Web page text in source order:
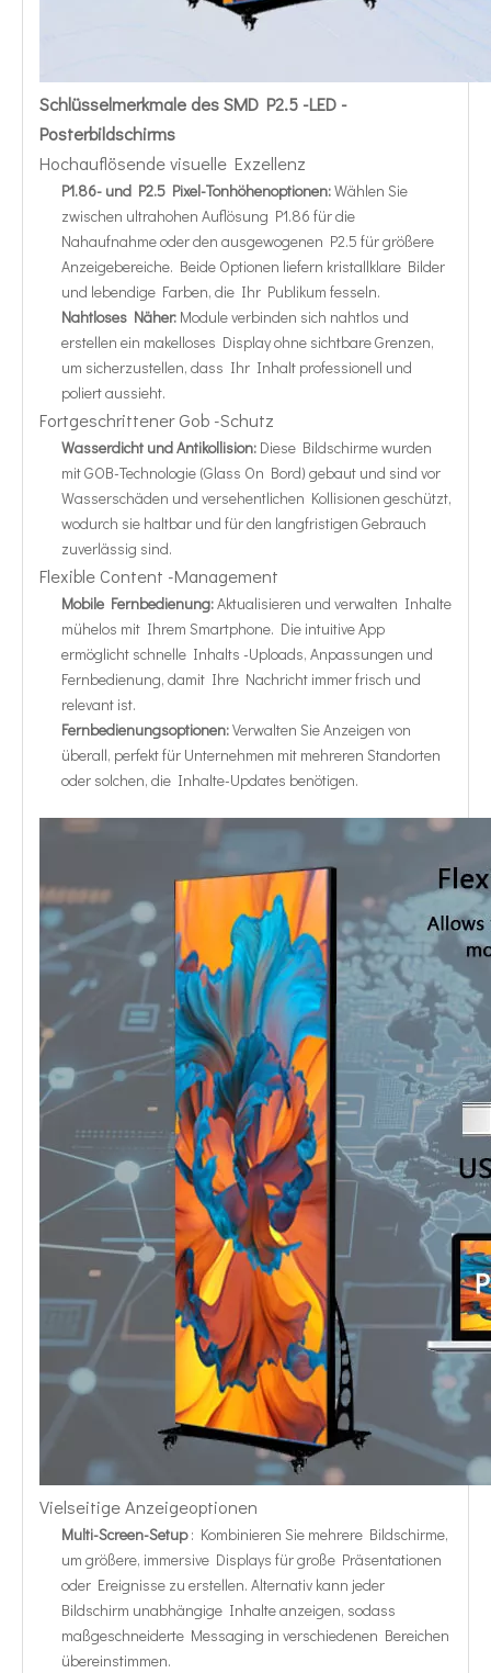
Schlüsselmerkmale des SMD P2.5 -LED -
Posterbildschirms
Hochauflösende visuelle Exzellenz
P1.86- und P2.5 Pixel-Tonhöhenoptionen:Wählen Sie
zwischen ultrahohen Auflösung P1.86 für die
Nahaufnahme oder den ausgewogenen P2.5 für größere
Anzeigebereiche. Beide Optionen liefern kristallklare Bilder
und lebendige Farben, die Ihr Publikum fesseln.
Nahtloses Näher: Module verbinden sich nahtlos und
erstellen ein makelloses Display ohne sichtbare Grenzen,
um sicherzustellen, dass Ihr Inhalt professionell und
poliert aussieht.
Fortgeschrittener Gob -Schutz
Wasserdicht und Antikollision: Diese Bildschirme wurden
mit GOB-Technologie (Glass On Bord) gebaut und sind vor
Wasserschäden und versehentlichen Kollisionen geschützt,
wodurch sie haltbar und für den langfristigen Gebrauch
zuverlässig sind.
Flexible Content -Management
Mobile Fernbedienung:Aktualisieren und verwalten Inhalte
mühelos mit Ihrem Smartphone. Die intuitive App
ermöglicht schnelle Inhalts -Uploads, Anpassungen und
Fernbedienung, damit Ihre Nachricht immer frisch und
relevant ist.
Fernbedienungsoptionen:Verwalten Sie Anzeigen von
überall, perfekt für Unternehmen mit mehreren Standorten
oder solchen, die Inhalte-Updates benötigen.
Vielseitige Anzeigeoptionen
Multi-Screen-Setup: Kombinieren Sie mehrere Bildschirme,
um größere, immersive Displays für große Präsentationen
oder Ereignisse zu erstellen. Alternativ kann jeder
Bildschirm unabhängige Inhalte anzeigen, sodass
maßgeschneiderte Messaging in verschiedenen Bereichen
übereinstimmen.